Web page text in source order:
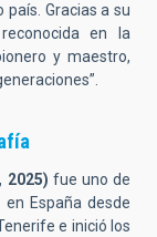
país. Gracias a su
en la
y maestro,
2025) fue uno de
España desde
e inició los